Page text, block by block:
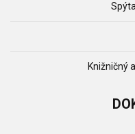
Knižničný